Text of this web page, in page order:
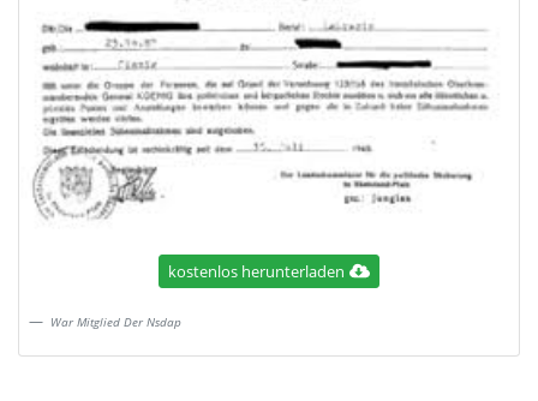
kostenlos herunterladen
War Mitglied Der Nsdap